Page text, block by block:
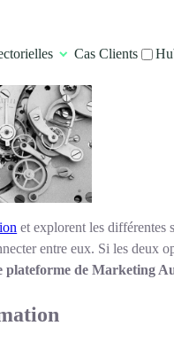
Cas Clients
et explorent les différentes
entre eux. Si les deux
plateforme de Marketing